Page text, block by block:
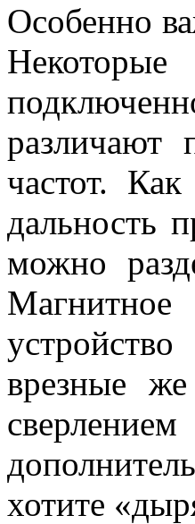
Особенно
различают
частот.
дальность
можно
Магнитное
врезные
хотите